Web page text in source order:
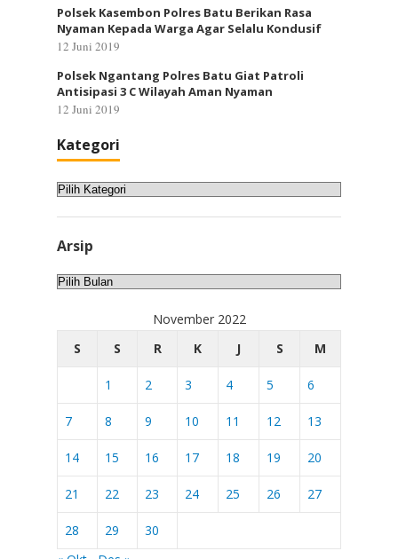
Polsek Kasembon Polres Batu Berikan Rasa
Nyaman Kepada Warga Agar Selalu Kondusif
12 Juni 2019
Polsek Ngantang Polres Batu Giat Patroli
Antisipasi 3 C Wilayah Aman Nyaman
12 Juni 2019
Kategori
Kategori
Arsip
Arsip
November 2022
S
S R K J S M
1 2 3 4 5 6
7 8 9 10 11 12 13
14 15 16 17 18 19 20
21 22 23 24 25 26 27
28 29
30